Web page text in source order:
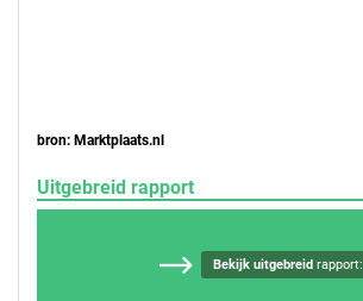
bron: Marktplaats.nl
Uitgebreid rapport
Bekijk uitgebreidrapport: